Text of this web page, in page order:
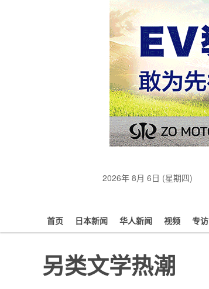
2026年 8月 6日 (星期四)
首页 日本新闻 华人新闻 视频 专访
另类文学热潮